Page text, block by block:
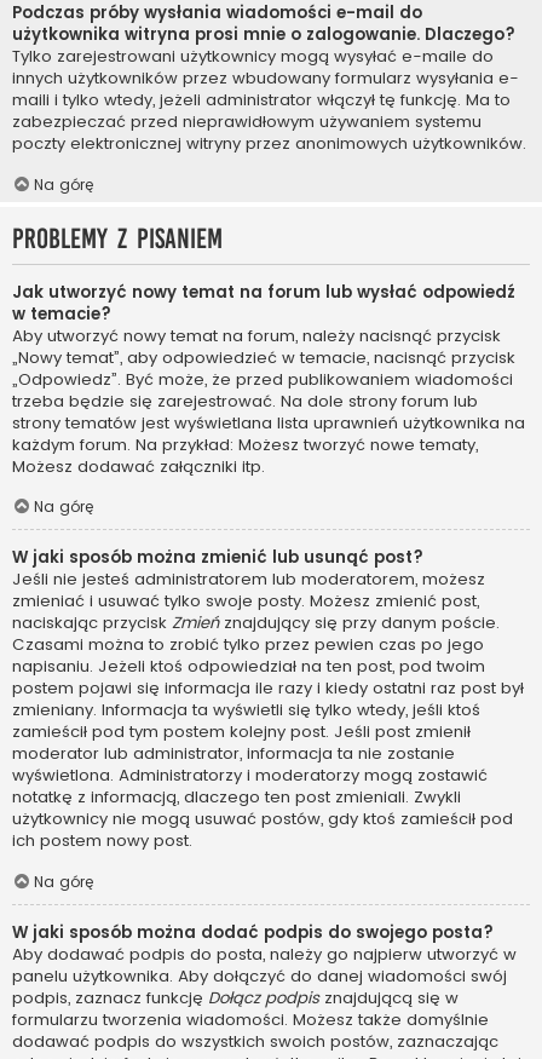
Podczas próby wysłania wiadomości e-mail do
użytkownika witryna prosi mnie o zalogowanie. Dlaczego?
Tylko zarejestrowani użytkownicy mogą wysyłać e-maile do
innych użytkowników przez wbudowany formularz wysyłania e-
maili i tylko wtedy, jeżeli administrator włączył tę funkcję. Ma to
zabezpieczać przed nieprawidłowym używaniem systemu
poczty elektronicznej witryny przez anonimowych użytkowników.
Na górę
Problemy z pisaniem
Jak utworzyć nowy temat na forum lub wysłać odpowiedź
w temacie?
Aby utworzyć nowy temat na forum, należy nacisnąć przycisk
„Nowy temat”, aby odpowiedzieć w temacie, nacisnąć przycisk
„Odpowiedz”. Być może, że przed publikowaniem wiadomości
trzeba będzie się zarejestrować. Na dole strony forum lub
strony tematów jest wyświetlana lista uprawnień użytkownika na
każdym forum. Na przykład: Możesz tworzyć nowe tematy,
Możesz dodawać załączniki itp.
Na górę
W jaki sposób można zmienić lub usunąć post?
Jeśli nie jesteś administratorem lub moderatorem, możesz
zmieniać i usuwać tylko swoje posty. Możesz zmienić post,
naciskając przycisk Zmieńznajdujący się przy danym poście.
Czasami można to zrobić tylko przez pewien czas po jego
napisaniu. Jeżeli ktoś odpowiedział na ten post, pod twoim
postem pojawi się informacja ile razy i kiedy ostatni raz post był
zmieniany. Informacja ta wyświetli się tylko wtedy, jeśli ktoś
zamieścił pod tym postem kolejny post. Jeśli post zmienił
moderator lub administrator, informacja ta nie zostanie
wyświetlona. Administratorzy i moderatorzy mogą zostawić
notatkę z informacją, dlaczego ten post zmieniali. Zwykli
użytkownicy nie mogą usuwać postów, gdy ktoś zamieścił pod
ich postem nowy post.
Na górę
W jaki sposób można dodać podpis do swojego posta?
Aby dodawać podpis do posta, należy go najpierw utworzyć w
panelu użytkownika. Aby dołączyć do danej wiadomości swój
podpis, zaznacz funkcję Dołącz podpisznajdującą się w
formularzu tworzenia wiadomości. Możesz także domyślnie
dodawać podpis do wszystkich swoich postów, zaznaczając